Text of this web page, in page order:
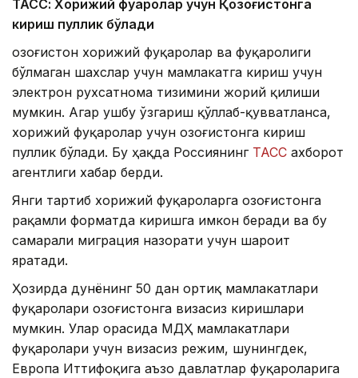
ТАСС: Хорижий фуқаролар учун Қозоғистонга
кириш пуллик бўлади
Қозоғистон хорижий фуқаролар ва фуқаролиги
бўлмаган шахслар учун мамлакатга кириш учун
электрон рухсатнома тизимини жорий қилиши
мумкин. Агар ушбу ўзгариш қўллаб-қувватланса,
хорижий фуқаролар учун Қозоғистонга кириш
пуллик бўлади. Бу ҳақда Россиянинг ТАСС ахборот
агентлиги хабар берди.
Янги тартиб хорижий фуқароларга Қозоғистонга
рақамли форматда киришга имкон беради ва бу
самарали миграция назорати учун шароит
яратади.
Ҳозирда дунёнинг 50 дан ортиқ мамлакатлари
фуқаролари Қозоғистонга визасиз киришлари
мумкин. Улар орасида МДҲ мамлакатлари
фуқаролари учун визасиз режим, шунингдек,
Европа Иттифоқига аъзо давлатлар фуқароларига